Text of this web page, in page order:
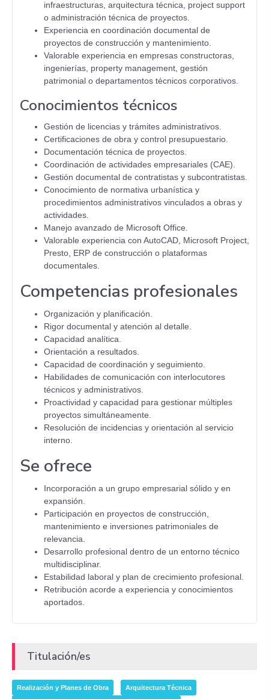
infraestructuras, arquitectura técnica, project support
o administración técnica de proyectos.
Experiencia en coordinación documental de
proyectos de construcción y mantenimiento.
Valorable experiencia en empresas constructoras,
ingenierías, property management, gestión
patrimonial o departamentos técnicos corporativos.
Conocimientos técnicos
Gestión de licencias y trámites administrativos.
Certificaciones de obra y control presupuestario.
Documentación técnica de proyectos.
Coordinación de actividades empresariales (CAE).
Gestión documental de contratistas y subcontratistas.
Conocimiento de normativa urbanística y
procedimientos administrativos vinculados a obras y
actividades.
Manejo avanzado de Microsoft Office.
Valorable experiencia con AutoCAD, Microsoft Project,
Presto, ERP de construcción o plataformas
documentales.
Competencias profesionales
Organización y planificación.
Rigor documental y atención al detalle.
Capacidad analítica.
Orientación a resultados.
Capacidad de coordinación y seguimiento.
Habilidades de comunicación con interlocutores
técnicos y administrativos.
Proactividad y capacidad para gestionar múltiples
proyectos simultáneamente.
Resolución de incidencias y orientación al servicio
interno.
Se ofrece
Incorporación a un grupo empresarial sólido y en
expansión.
Participación en proyectos de construcción,
mantenimiento e inversiones patrimoniales de
relevancia.
Desarrollo profesional dentro de un entorno técnico
multidisciplinar.
Estabilidad laboral y plan de crecimiento profesional.
Retribución acorde a experiencia y conocimientos
aportados.
Titulación/es
Realización y Planes de Obra Arquitectura Técnica